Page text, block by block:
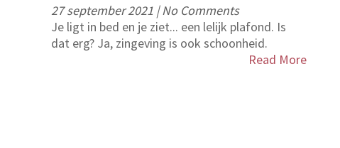
27 september 2021 |No Comments
Je ligt in bed en je ziet... een lelijk plafond. Is
dat erg? Ja, zingeving is ook schoonheid.
Read More